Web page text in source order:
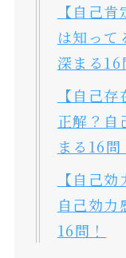
【自己
は知って
深まる16
【自己
正解？自
まる16問
【自己
自己効力
16問！